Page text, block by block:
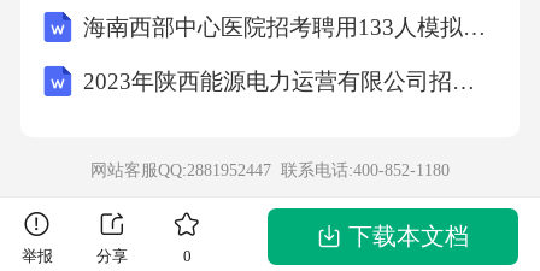
次深呼吸，觉察当下的情绪。02.换一种方式沟
这么大，真的很抱歉。我想和你好好聊聊。”坦
盔甲，才能让两颗心靠近，建立起真正的情感
连接。“坦诚是最好的桥梁”婚姻杀手4——冷战
海南西部中心医院招考聘用133人模拟预测试卷共1000练习题含答案解析
2023年陕西能源电力运营有限公司招聘笔试题库及答案解析
网站客服QQ:2881952447 联系电话:400-852-1180
举报 分享 0
下载本文档